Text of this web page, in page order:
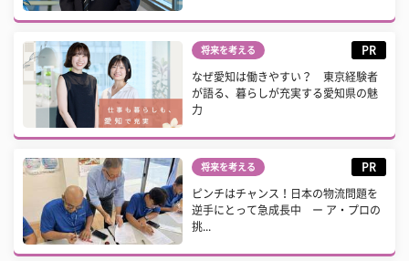
将来を考える PR
なぜ愛知は働きやすい？ 東京経験者
が語る、暮らしが充実する愛知県の魅
力
将来を考える PR
ピンチはチャンス！日本の物流問題を
逆手にとって急成長中 ー ア・プロの
挑...